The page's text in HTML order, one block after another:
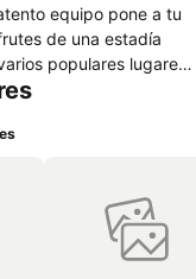
equipo pone a tu
de una estadía
populares lugares
disfrutar de
elige una de
y hacer su rutina de
te ofrece una sala de
reservar bloques de